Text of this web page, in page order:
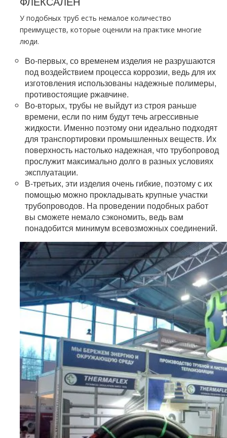
У подобных труб есть немалое количество
преимуществ, которые оценили на практике многие
люди.
Во-первых, со временем изделия не разрушаются
под воздействием процесса коррозии, ведь для их
изготовления использованы надежные полимеры,
противостоящие ржавчине.
Во-вторых, трубы не выйдут из строя раньше
времени, если по ним будут течь агрессивные
жидкости. Именно поэтому они идеально подходят
для транспортировки промышленных веществ. Их
поверхность настолько надежная, что трубопровод
прослужит максимально долго в разных условиях
эксплуатации.
В-третьих, эти изделия очень гибкие, поэтому с их
помощью можно прокладывать крупные участки
трубопроводов. На проведении подобных работ
вы сможете немало сэкономить, ведь вам
понадобится минимум всевозможных соединений.